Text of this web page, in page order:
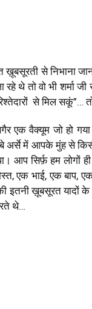
ख़ूबसूरती से निभाना
थे तो वो भी शर्मा
रिश्तेदारों से मिल
एक वैक्यूम जो हो
अर्से में आपके मुंह से
आप सिर्फ़ हम लोगों
एक भाई, एक बाप,
ख़ूबसूरत यादों के
थे…